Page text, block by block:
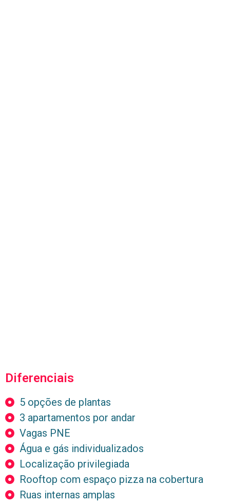
Diferenciais
5 opções de plantas
3 apartamentos por andar
Vagas PNE
Água e gás individualizados
Localização privilegiada
Rooftop com espaço pizza na cobertura
Ruas internas amplas